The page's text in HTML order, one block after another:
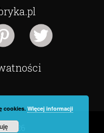
2026
cookies.Więcej informacji